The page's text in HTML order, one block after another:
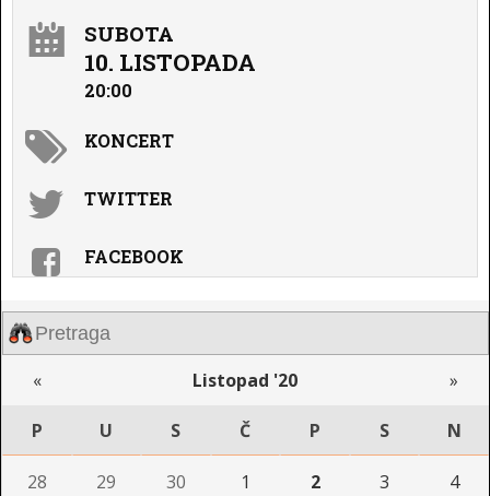
SUBOTA
10. LISTOPADA
20:00
KONCERT
TWITTER
FACEBOOK
« Listopad '20 »
P U S Č P S N
28 29 30 1 2 3 4